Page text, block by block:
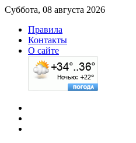
Суббота, 08 августа 2026
Правила
Контакты
О сайте